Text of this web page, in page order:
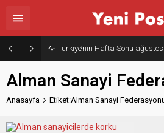
Türkiye’nin Hafta Sonu
Alman Sanayi
Anasayfa Etiket:Alman Sanayi